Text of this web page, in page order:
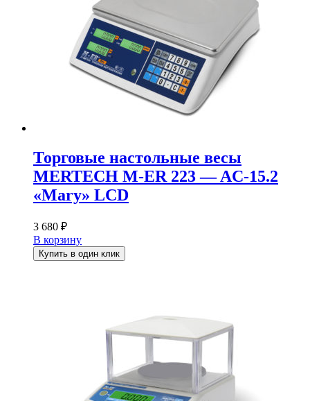
Торговые настольные весы
MERTECH M-ER 223 — AC-15.2
«Mary» LCD
3 680 ₽
В корзину
Купить в один клик